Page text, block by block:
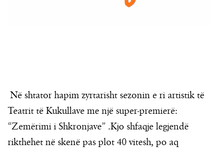
Në shtator hapim zyrtarisht sezonin e ri artistik të
Teatrit të Kukullave me një super-premierë:
“Zemërimi i Shkronjave” .Kjo shfaqje legjendë
rikthehet në skenë pas plot 40 vitesh, po aq